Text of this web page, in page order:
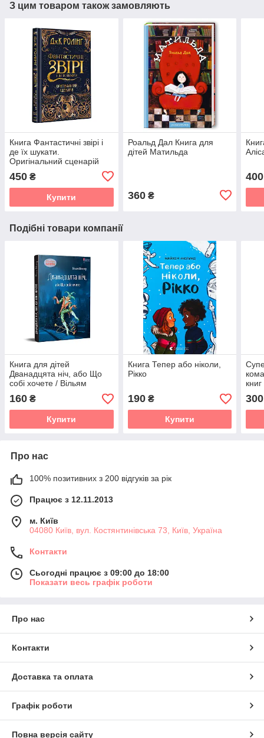
З цим товаром також замовляють
Книга Фантастичні звірі і
де їх шукати.
Оригінальний сценарій
450 ₴
Купити
Роальд Дал Книга для
дітей Матильда
360₴
400
Подібні товари компанії
Книга для дітей
Дванадцята ніч, або Що
собі хочете / Вільям
Шекспір. Серія
Літературна скарбничка
160 ₴
Купити
Книга Тепер або ніколи,
Рікко
190₴
Купити
книг
300
Про нас
100% позитивних з 200 відгуків за рік
Працює з 12.11.2013
м. Київ
04080 Київ, вул. Костянтинівська 73, Київ, Україна
Контакти
Сьогодні працює з 09:00 до 18:00
Показати весь графік роботи
Про нас
Контакти
Доставка та оплата
Графік роботи
Повна версія сайту